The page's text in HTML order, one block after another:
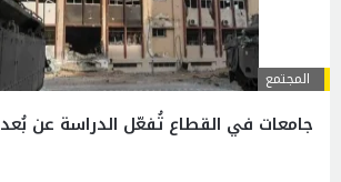
المجتمع
جامعات في القطاع تُفعّل الدراسة عن بُعد